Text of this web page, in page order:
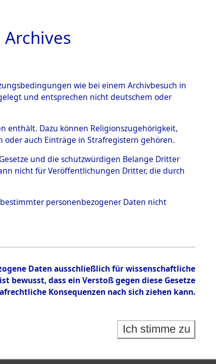
→0087 (101104173)
wie bei einem Archivbesuch in
und entsprechen nicht deutschem oder
enthält. Dazu können Religionszugehörigkeit,
auch Einträge in Strafregistern gehören.
und die schutzwürdigen Belange Dritter
nicht für Veröffentlichungen Dritter, die durch
personenbezogener Daten nicht
Daten ausschließlich für wissenschaftliche
bewusst, dass ein Verstoß gegen diese Gesetze
Konsequenzen nach sich ziehen kann.
Ich stimme zu